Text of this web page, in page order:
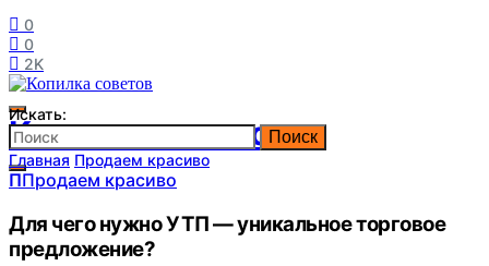
0
0
2K
Копилка советов
Искать:
Поиск
Главная Продаем красиво
ППродаем красиво
Для чего нужно УТП — уникальное торговое
предложение?